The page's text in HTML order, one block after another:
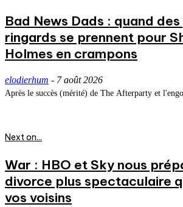
Bad News Dads : quand
ringards se prennent pour
Holmes en crampons
elodierhum - 7 août 2026
Après le succès (mérité) de The Afterparty et
Next on...
War : HBO et Sky nous
divorce plus spectaculaire
vos voisins